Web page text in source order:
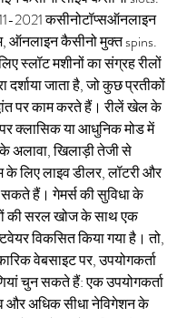
2021 कसीनोटॉप्सऑनलाइन
ऑनलाइन कैसीनो मुक्त spins.
स्लॉट मशीनों का संग्रह रीलों
दर्शाया जाता है, जो कुछ प्रतीकों
पर काम करते हैं। रीलें खेल के
क्लासिक या आधुनिक मोड में
अलावा, खिलाड़ी तेजी से
के लिए लाइव डीलर, लॉटरी और
हैं। गेमर्स की सुविधा के
की सरल खोज के साथ एक
विकसित किया गया है। तो,
वेबसाइट पर, उपयोगकर्ता
चुन सकते हैं: एक उपयोगकर्ता
अधिक सीधा नेविगेशन के